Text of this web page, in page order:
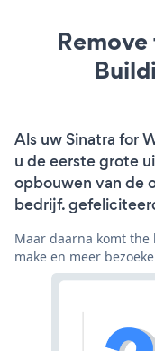
Als uw Sinatra for
u de eerste grote
opbouwen van de
bedrijf.
Maar daarna komt
make en meer